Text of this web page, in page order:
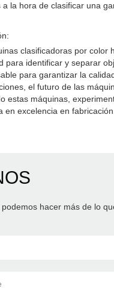
a la hora de clasificar una
clasificadoras por color
para identificar y separar
para garantizar la
el futuro de las
estas máquinas,
en excelencia en fabricación.
hacer más de lo